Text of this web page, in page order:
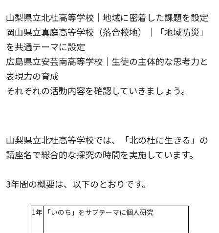
山梨県立北杜高等学校｜地域に密着した課題を設定
岡山県立真庭高等学校（落合校地）｜「地域防災」
を共通テーマに設定
広島県立安芸南高等学校｜生徒の主体的な思考力と
表現力の育成
それぞれの活動内容を確認していきましょう。
山梨県立北杜高等学校では、「北の杜に生きる」の
講座名で総合的な探究の時間を実施しています。
3年間の概要は、以下のとおりです。
1年 「いのち」をサブテーマに個人研究